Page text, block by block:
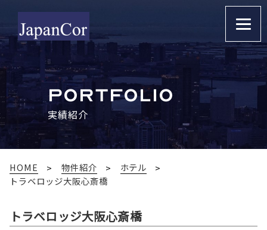
PORTFOLIO
実績紹介
HOME 物件紹介
ホテル
トラベロッジ大阪心斎橋
トラベロッジ大阪心斎橋